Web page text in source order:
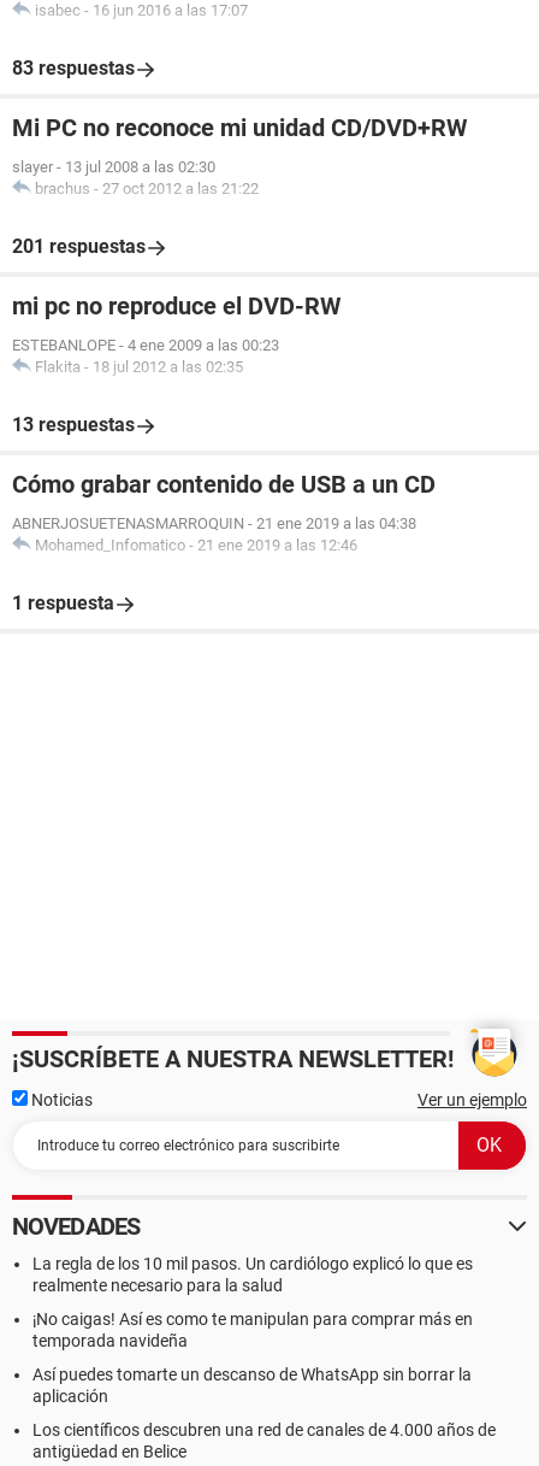
isabec - 16 jun 2016 a las 17:07
83 respuestas
Mi PC no reconoce mi unidad CD/DVD+RW
slayer - 13 jul 2008 a las 02:30
brachus - 27 oct 2012 a las 21:22
201 respuestas
mi pc no reproduce el DVD-RW
ESTEBANLOPE - 4 ene 2009 a las 00:23
Flakita - 18 jul 2012 a las 02:35
13 respuestas
Cómo grabar contenido de USB a un CD
ABNERJOSUETENASMARROQUIN - 21 ene 2019 a las 04:38
Mohamed_Infomatico - 21 ene 2019 a las 12:46
1 respuesta
¡SUSCRÍBETE A NUESTRA NEWSLETTER!
Noticias Ver un ejemplo
NOVEDADES
La regla de los 10 mil pasos. Un cardiólogo explicó lo que es
realmente necesario para la salud
¡No caigas! Así es como te manipulan para comprar más en
temporada navideña
Así puedes tomarte un descanso de WhatsApp sin borrar la
aplicación
Los científicos descubren una red de canales de 4.000 años de
antigüedad en Belice